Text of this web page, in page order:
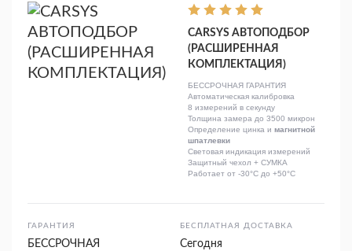
CARSYS АВТОПОДБОР
(РАСШИРЕННАЯ
КОМПЛЕКТАЦИЯ)
БЕССРОЧНАЯ ГАРАНТИЯ
Автоматическая калибровка
8 измерений в секунду
Толщина замера до 3500 микрон
Определение цинка и магнитной
шпатлевки
Световая индикация измерений
Защитный чехол + СУМКА
Работает от -30°C до +50°C
ГАРАНТИЯ
БЕССРОЧНАЯ
БЕСПЛАТНАЯ ДОСТАВКА
Сегодня